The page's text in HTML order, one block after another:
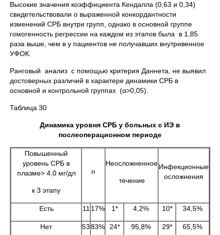
Высокие значения коэффициента Кендалла (0,63 и 0,34)
свидетельствовали о выраженной конкордантности
изменений СРБ внутри групп, однако в основной группе
гомогенность регрессии на каждом из этапов была в 1,85
раза выше, чем в у пациентов не получавших внутривенное
УФОК.
Ранговый анализ с помощью критерия Даннета, не выявил
достоверных различий в характере динамики СРБ в
основной и контрольной группах (α>0,05).
Таблица 30
Динамика уровня СРБ у больных с ИЭ в
послеоперационном периоде
Повышенный
уровень СРБ в
плазме> 4,0 мг/дл
к 3 этапу
n
Неосложненное
течение
Инфекционные
осложнения
Есть 11 17% 1* 4,2% 10* 34,5%
Нет 5383% 24* 95,8% 29* 65,5%